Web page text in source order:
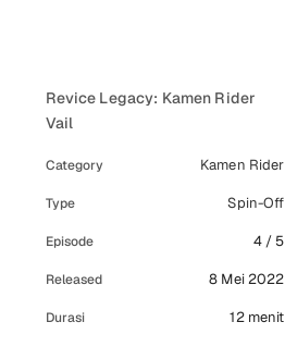
Revice Legacy: Kamen Rider
Vail
Category Kamen Rider
Type Spin-Off
Episode 4 / 5
Released 8 Mei 2022
Durasi 12 menit